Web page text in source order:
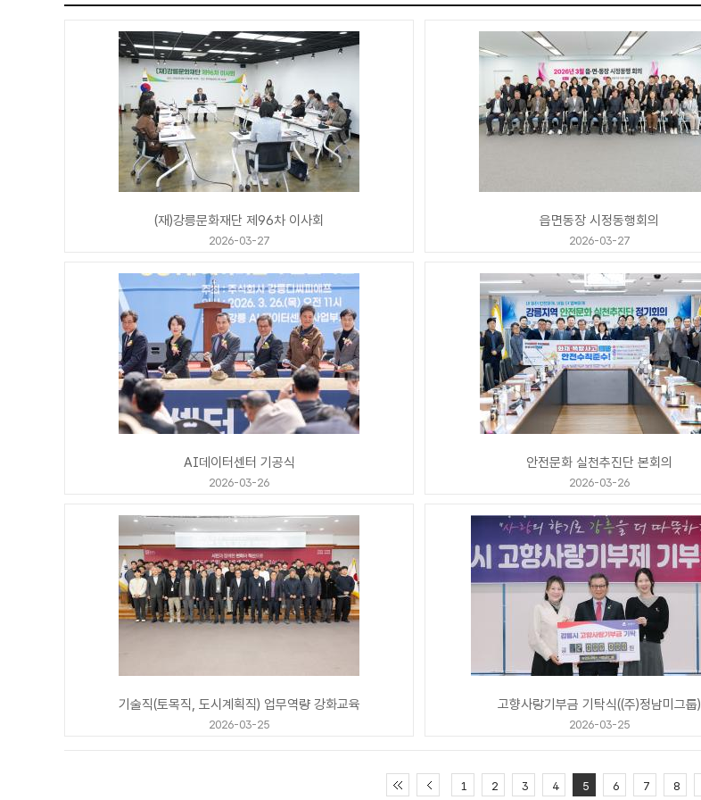
(재)강릉문화재단 제96차 이사회
2026-03-27
읍면동장 시정동행회의
2026-03-27
AI데이터센터 기공식
2026-03-26
안전문화 실천추진단 본회의
2026-03-26
기술직(토목직, 도시계획직) 업무역량 강화교육
2026-03-25
고향사랑기부금 기탁식((주)정남미그룹)
2026-03-25
1 2 3 4 5 6 7 8